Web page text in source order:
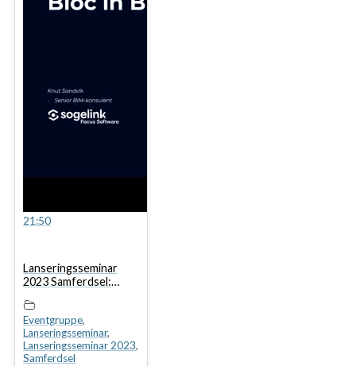
21:50
Lanseringsseminar
2023 Samferdsel:
Bloc
Eventgruppe,
Lanseringsseminar,
Lanseringsseminar 2023,
Samferdsel